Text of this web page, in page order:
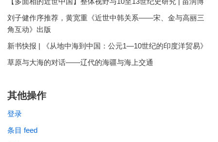
刘子健作序推荐，黄宽重《近世中韩关系——宋、金与高丽三
角互动》出版
新书快报 | 《从地中海到中国：公元1—10世纪的印度洋贸易》
草原与大海的对话——辽代的海疆与海上交通
其他操作
登录
条目 feed